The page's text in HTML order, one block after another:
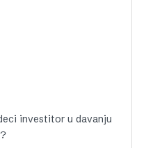
investitor u davanju